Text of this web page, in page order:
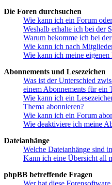
Die Foren durchsuchen
Wie kann ich ein Forum
Weshalb erhalte ich bei der
Warum bekomme ich bei
Wie kann ich nach
Wie kann ich meine
Abonnements und Lesezeichen
Was ist der Unterschied
einem Abonnements für ein
Wie kann ich ein
Thema abonnieren?
Wie kann ich ein Forum
Wie deaktiviere ich meine
Dateianhänge
Welche Dateianhänge sind
Kann ich eine Übersicht all
phpBB betreffende Fragen